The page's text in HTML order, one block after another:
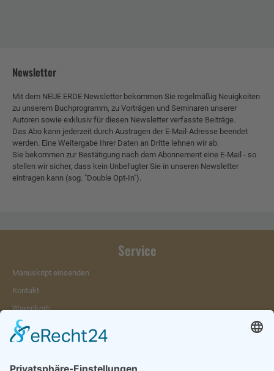
Newsletter
Mit dem NEUE ERDE Newsletter bekommen Sie regelmäßig Neuigkeiten
zu unserem Buchprogramm, zu Vorträgen und Seminaren unserer
Autoren sowie exklusiv für diesen Newsletter verfasste Beiträge.
Das Abo kann jederzeit durch Austragen der E-Mail-Adresse beendet
werden. Eine Weitergabe Ihrer Daten an Dritte lehnen wir ab.
Sie bekommen zur Bestätigung nach dem Abonnement eine E-Mail - so
stellen wir sicher, dass kein Unbefugter Sie in unseren Newsletter
eintragen kann (sog. "Double Opt-In").
Service
Manuskript einsenden
Kontakt
Warenkorb
Konto
Merkzettel